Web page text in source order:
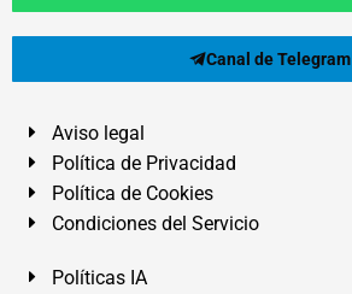
Canal de Telegram
Aviso legal
Política de Privacidad
Política de Cookies
Condiciones del Servicio
Políticas IA